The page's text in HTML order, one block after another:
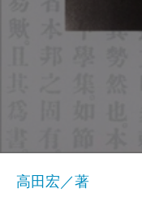
高田宏／著